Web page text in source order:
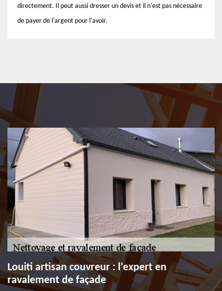
directement. Il peut aussi dresser un devis et il n'est pas nécessaire
de payer de l'argent pour l'avoir.
Louiti artisan couvreur : l’expert en
ravalement de façade